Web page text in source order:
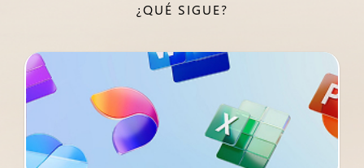
¿QUÉ SIGUE?